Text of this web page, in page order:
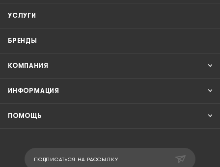
УСЛУГИ
БРЕНДЫ
КОМПАНИЯ
ИНФОРМАЦИЯ
ПОМОЩЬ
ПОДПИСАТЬСЯ НА РАССЫЛКУ